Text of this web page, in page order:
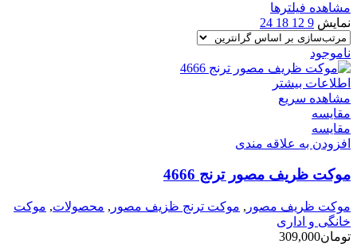
مشاهده فیلترها
نمایش 9
12
18
24
ناموجود
اطلاعات بیشتر
مشاهده سریع
مقایسه
مقایسه
افزودن به علاقه مندی
موکت ظریف مصور ترنج 4666
موکت ظریف مصور , موکت ترنج ظزیف مصور , محصولات, موکت
خانگی و اداری
تومان309,000